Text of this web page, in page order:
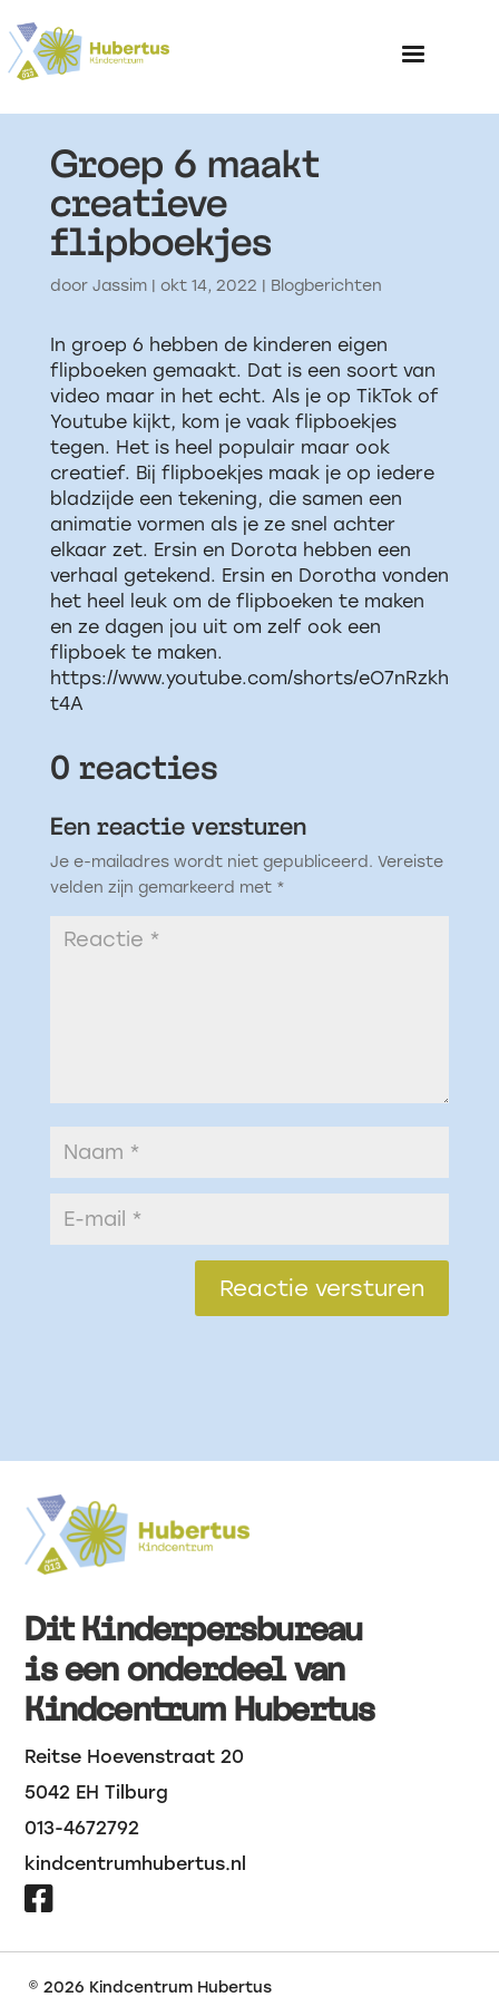
Groep 6 maakt
creatieve
flipboekjes
door Jassim| okt 14, 2022 | Blogberichten
In groep 6 hebben de kinderen eigen
flipboeken gemaakt. Dat is een soort van
video maar in het echt. Als je op TikTok of
Youtube kijkt, kom je vaak flipboekjes
tegen. Het is heel populair maar ook
creatief. Bij flipboekjes maak je op iedere
bladzijde een tekening, die samen een
animatie vormen als je ze snel achter
elkaar zet. Ersin en Dorota hebben een
verhaal getekend. Ersin en Dorotha vonden
het heel leuk om de flipboeken te maken
en ze dagen jou uit om zelf ook een
flipboek te maken.
https://www.youtube.com/shorts/eO7nRzkh
t4A
0 reacties
Een reactie versturen
Je e-mailadres wordt niet gepubliceerd. Vereiste
velden zijn gemarkeerd met *
Reactie versturen
Dit Kinderpersbureau
is een onderdeel van
Kindcentrum Hubertus
Reitse Hoevenstraat 20
5042 EH Tilburg
013-4672792
kindcentrumhubertus.nl

© 2026 Kindcentrum Hubertus